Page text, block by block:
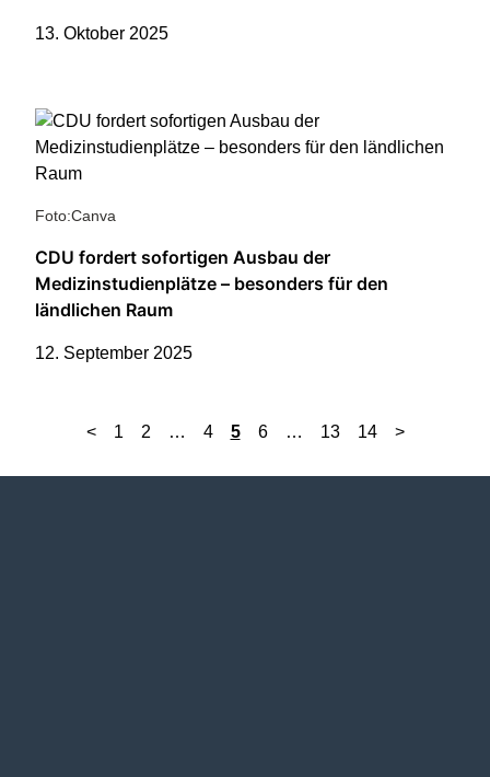
13. Oktober 2025
Foto:Canva
CDU fordert sofortigen Ausbau der
Medizinstudienplätze – besonders für den
ländlichen Raum
12. September 2025
< 1 2 … 4 5 6 … 13 14 >